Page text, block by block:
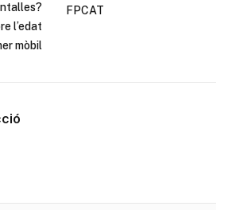
l’edat
mòbil
FPCAT​